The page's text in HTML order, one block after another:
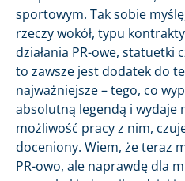
sportowym. Tak sobie
rzeczy wokół, typu
działania PR-owe, statuetki
to zawsze jest dodatek do
najważniejsze – tego, co
absolutną legendą i wydaje
możliwość pracy z nim,
doceniony. Wiem, że teraz
PR-owo, ale naprawdę dla